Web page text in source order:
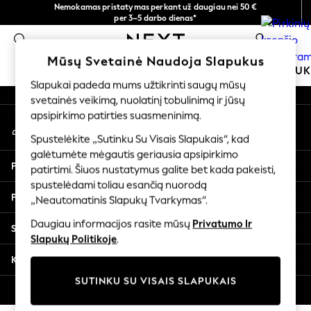
Nemokamas pristatymas perkant už daugiau nei 50 €
per 3–5 darbo dienas*
Dabar galite apsipirkti lietuvių kalba!
0
MOKYKLINĖ APRANGA MERGAITĖMS
SCHOOLWEAR
All Boys Schoolwear
Shoes
Trousers
Shorts
Shirts
Polo Shirts
Sweatshirts & Jumpers
Coats & Jackets
Underwear
Multipacks
All Boys Sport & Swimwear
An error occurred on client
Mūsų socialiniai tinklai
Mano paskyra
Prisijunkite prie savo paskyros
Pagalba
Privatumas ir teisinė informacija
Skyriai
Kitos paslaugos
Mūsų Svetainė Naudoja Slapukus
Slapukai padeda mums užtikrinti saugų mūsų
svetainės veikimą, nuolatinį tobulinimą ir jūsų
apsipirkimo patirties suasmeninimą.
Spustelėkite „Sutinku Su Visais Slapukais“, kad
galėtumėte mėgautis geriausia apsipirkimo
patirtimi. Šiuos nustatymus galite bet kada pakeisti,
spustelėdami toliau esančią nuorodą
„Neautomatinis Slapukų Tvarkymas“.
Daugiau informacijos rasite mūsų Privatumo Ir
Slapukų Politikoje.
SUTINKU SU VISAIS SLAPUKAIS